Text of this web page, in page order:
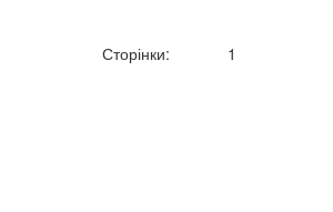
Сторінки: 1